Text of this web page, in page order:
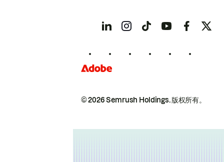
© 2026 Semrush Holdings.版权所有。